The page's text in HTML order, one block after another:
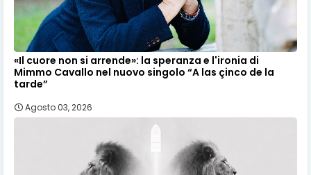
«Il cuore non si arrende»: la speranza e l'ironia di
Mimmo Cavallo nel nuovo singolo “A las çinco de la
tarde”
Agosto 03, 2026